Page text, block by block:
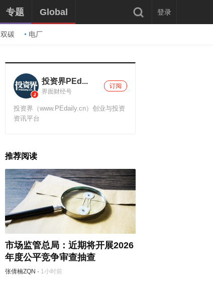
双碳 电厂
专题 Global 登录
投资界PEd...
界面财经号
订阅
投资界（www.PEdaily.cn）创业与投资
资讯平台
推荐阅读
市场监管总局：近期将开展2026
年度公平竞争审查抽查
张倩楠ZQN · 1小时前